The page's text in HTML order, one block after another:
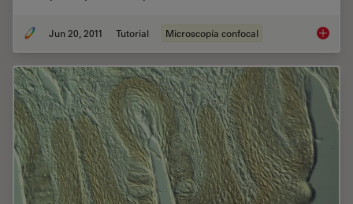
Jun 20, 2011 Tutorial Microscopía confocal